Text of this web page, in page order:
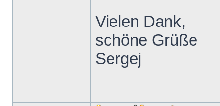
Vielen Dank,
schöne Grüße
Sergej